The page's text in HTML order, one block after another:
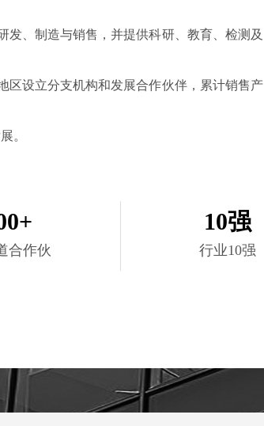
、制造与销售，并提供科研、教育、检测及
区设立分支机构和发展合作伙伴，累计销售产
。
合作伙
10强
行业10强